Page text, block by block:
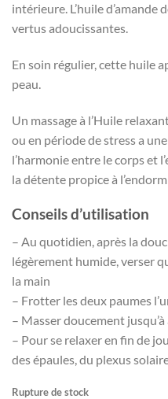
intérieure. L’huile
vertus adoucissantes.
En soin régulier, cette huile
peau.
Un massage à l’Huile
ou en période de stress a
l’harmonie entre le corps et
la détente propice à
Conseils d’utilisation
– Au quotidien, après la
légèrement humide, verser
la main
– Frotter les deux paumes
– Masser doucement
– Pour se relaxer en fin de
des épaules, du plexus
Rupture de stock